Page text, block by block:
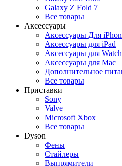
Galaxy Z Fold 7
Все товары
Аксессуары
Аксессуары Для
Аксессуары для iPad
Аксессуары для Watch
Аксессуары для Mac
Дополнительное
Все товары
Приставки
Sony
Valve
Microsoft Xbox
Все товары
Dyson
Фены
Стайлеры
Выпрямители